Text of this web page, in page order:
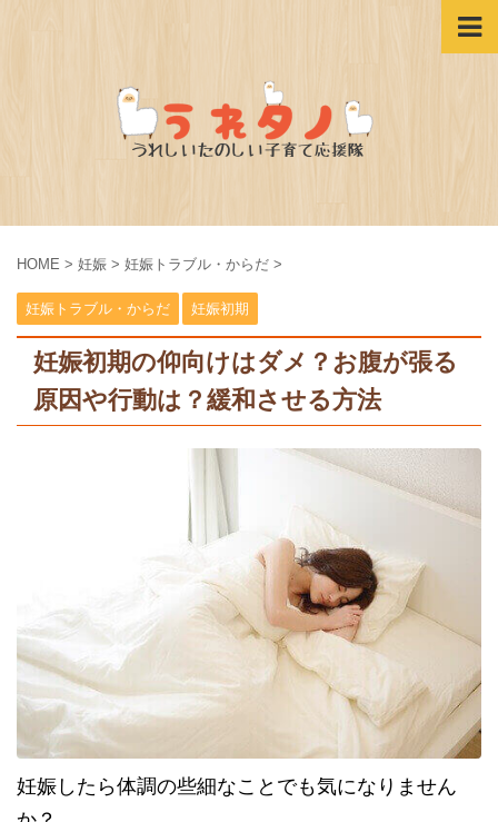
HOME > 妊娠 > 妊娠トラブル・からだ >
妊娠トラブル・からだ 妊娠初期
妊娠初期の仰向けはダメ？お腹が張る
原因や行動は？緩和させる方法
妊娠したら体調の些細なことでも気になりません